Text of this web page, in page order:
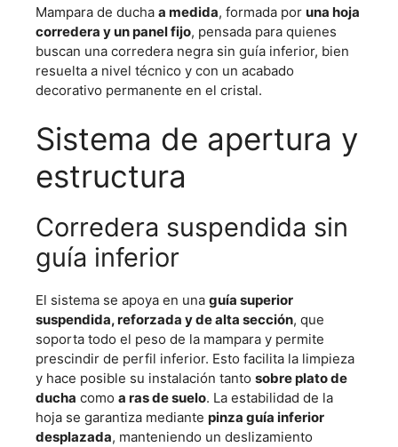
Mampara de ducha a medida, formada por una hoja
corredera y un panel fijo, pensada para quienes
buscan una corredera negra sin guía inferior, bien
resuelta a nivel técnico y con un acabado
decorativo permanente en el cristal.
Sistema de apertura y
estructura
Corredera suspendida sin
guía inferior
El sistema se apoya en una guía superior
suspendida, reforzada y de alta sección, que
soporta todo el peso de la mampara y permite
prescindir de perfil inferior. Esto facilita la limpieza
y hace posible su instalación tanto sobre plato de
ducha como a ras de suelo. La estabilidad de la
hoja se garantiza mediante pinza guía inferior
desplazada, manteniendo un deslizamiento